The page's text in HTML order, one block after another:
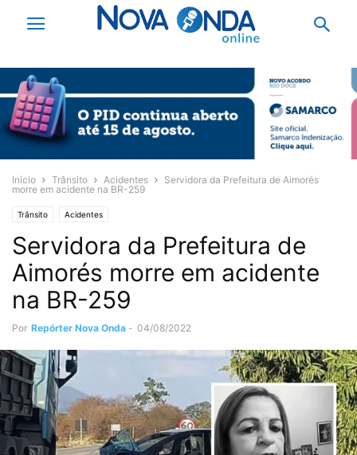
Início Trânsito Acidentes
Servidora da Prefeitura de Aimorés
morre em acidente na BR-259
Trânsito Acidentes
Servidora da Prefeitura de
Aimorés morre em acidente
na BR-259
Por Repórter Nova Onda - 04/08/2022